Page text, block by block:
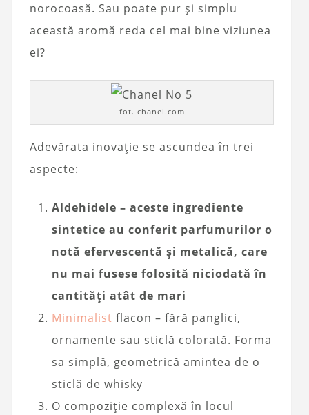
norocoasă. Sau poate pur și simplu
această aromă reda cel mai bine viziunea
ei?
fot. chanel.com
Adevărata inovație se ascundea în trei
aspecte:
Aldehidele – aceste ingrediente
sintetice au conferit parfumurilor o
notă efervescentă și metalică, care
nu mai fusese folosită niciodată în
cantități atât de mari
Minimalist flacon – fără panglici,
ornamente sau sticlă colorată. Forma
sa simplă, geometrică amintea de o
sticlă de whisky
O compoziție complexă în locul